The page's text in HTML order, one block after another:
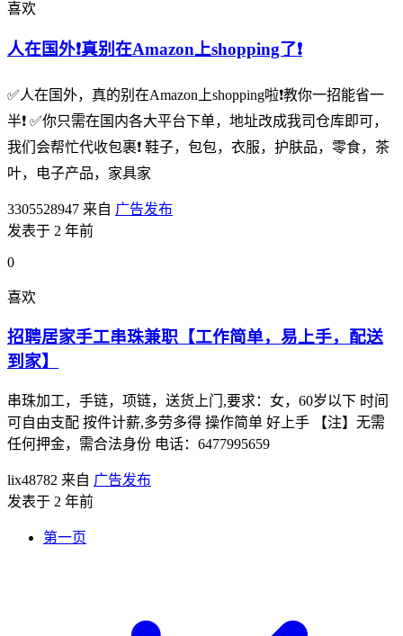
喜欢
人在国外❗真别在Amazon上shopping了❗
✅人在国外，真的别在Amazon上shopping啦❗教你一招能省一
半❗ ✅你只需在国内各大平台下单，地址改成我司仓库即可，
我们会帮忙代收包裹❗ 鞋子，包包，衣服，护肤品，零食，茶
叶，电子产品，家具家
3305528947 来自 广告发布
发表于 2 年前
0
喜欢
招聘居家手工串珠兼职【工作简单，易上手，配送
到家】
串珠加工，手链，项链，送货上门,要求：女，60岁以下 时间
可自由支配 按件计薪,多劳多得 操作简单 好上手 【注】无需
任何押金，需合法身份 电话：6477995659
lix48782 来自 广告发布
发表于 2 年前
第一页